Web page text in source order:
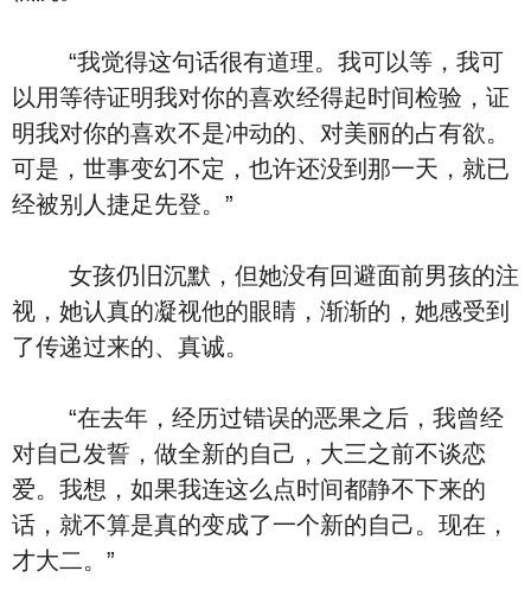
“我觉得这句话很有道理。我可以等，我可
以用等待证明我对你的喜欢经得起时间检验，证
明我对你的喜欢不是冲动的、对美丽的占有欲。
可是，世事变幻不定，也许还没到那一天，就已
经被别人捷足先登。”
女孩仍旧沉默，但她没有回避面前男孩的注
视，她认真的凝视他的眼睛，渐渐的，她感受到
了传递过来的、真诚。
“在去年，经历过错误的恶果之后，我曾经
对自己发誓，做全新的自己，大三之前不谈恋
爱。我想，如果我连这么点时间都静不下来的
话，就不算是真的变成了一个新的自己。现在，
才大二。”